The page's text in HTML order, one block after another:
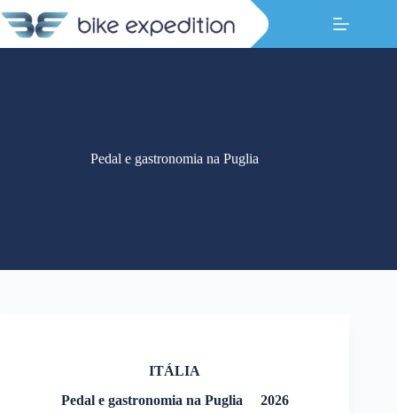
para
Pedal e gastronomia na Puglia
ITÁLIA
Pedal e gastronomia na Puglia 2026